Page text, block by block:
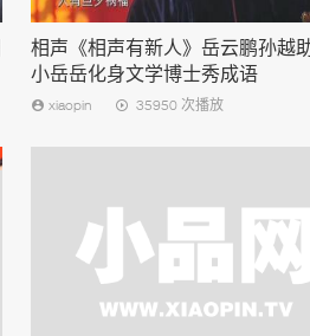
相声《相声有新人》岳云鹏孙越
小岳岳化身文学博士秀成语
xiaopin 35950 次播放